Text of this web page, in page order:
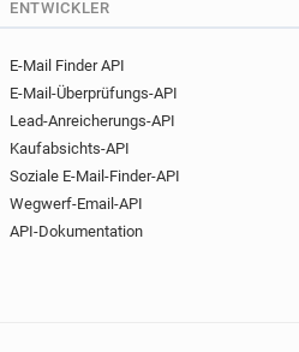
ENTWICKLER
E-Mail Finder API
E-Mail-Überprüfungs-API
Lead-Anreicherungs-API
Kaufabsichts-API
Soziale E-Mail-Finder-API
Wegwerf-Email-API
API-Dokumentation